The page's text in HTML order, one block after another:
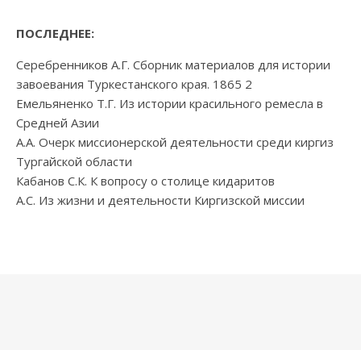
ПОСЛЕДНЕЕ:
Серебренников А.Г. Сборник материалов для истории
завоевания Туркестанского края. 1865 2
Емельяненко Т.Г. Из истории красильного ремесла в
Средней Азии
А.А. Очерк миссионерской деятельности среди киргиз
Тургайской области
Кабанов С.К. К вопросу о столице кидаритов
А.С. Из жизни и деятельности Киргизской миссии